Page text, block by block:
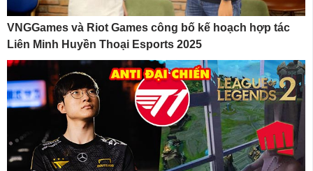
VNGGames và Riot Games công bố kế hoạch hợp tác
Liên Minh Huyền Thoại Esports 2025